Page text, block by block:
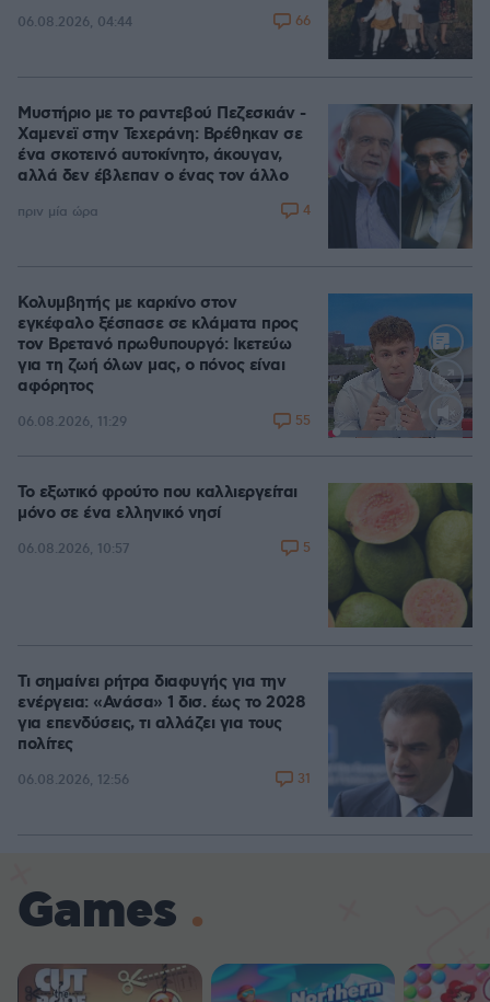
06.08.2026, 04:44 66
Μυστήριο με το ραντεβού Πεζεσκιάν -
Χαμενεϊ στην Τεχεράνη: Βρέθηκαν σε
ένα σκοτεινό αυτοκίνητο, άκουγαν,
αλλά δεν έβλεπαν ο ένας τον άλλο
πριν μία ώρα 4
Loaded:
Κολυμβητής με καρκίνο στον
εγκέφαλο ξέσπασε σε κλάματα προς
τον Βρετανό πρωθυπουργό: Ικετεύω
για τη ζωή όλων μας, ο πόνος είναι
αφόρητος
06.08.2026, 11:29 55
Το εξωτικό φρούτο που καλλιεργείται
μόνο σε ένα ελληνικό νησί
06.08.2026, 10:57 5
Τι σημαίνει ρήτρα διαφυγής για την
ενέργεια: «Ανάσα» 1 δισ. έως το 2028
για επενδύσεις, τι αλλάζει για τους
πολίτες
06.08.2026, 12:56 31
Games